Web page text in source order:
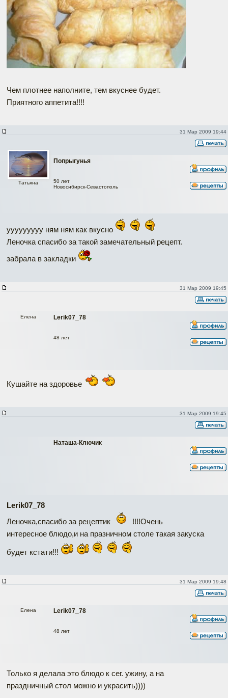
Чем плотнее наполните, тем вкуснее будет.
Приятного аппетита!!!!
31 Мар 2009 19:44
Попрыгунья
Татьяна
50 лет
Новосибирск-Севастополь
ууууууууу ням ням как вкусно
Леночка спасибо за такой замечательный рецепт.
забрала в закладки
31 Мар 2009 19:45
Lerik07_78
Елена
48 лет
Кушайте на здоровье
31 Мар 2009 19:45
Наташа-Ключик
Lerik07_78
Леночка,спасибо за рецептик
!!!!Очень
интересное блюдо,и на празничном столе такая закуска
будет кстати!!!
31 Мар 2009 19:48
Lerik07_78
Елена
48 лет
Только я делала это блюдо к сег. ужину, а на
праздничный стол можно и украсить))))